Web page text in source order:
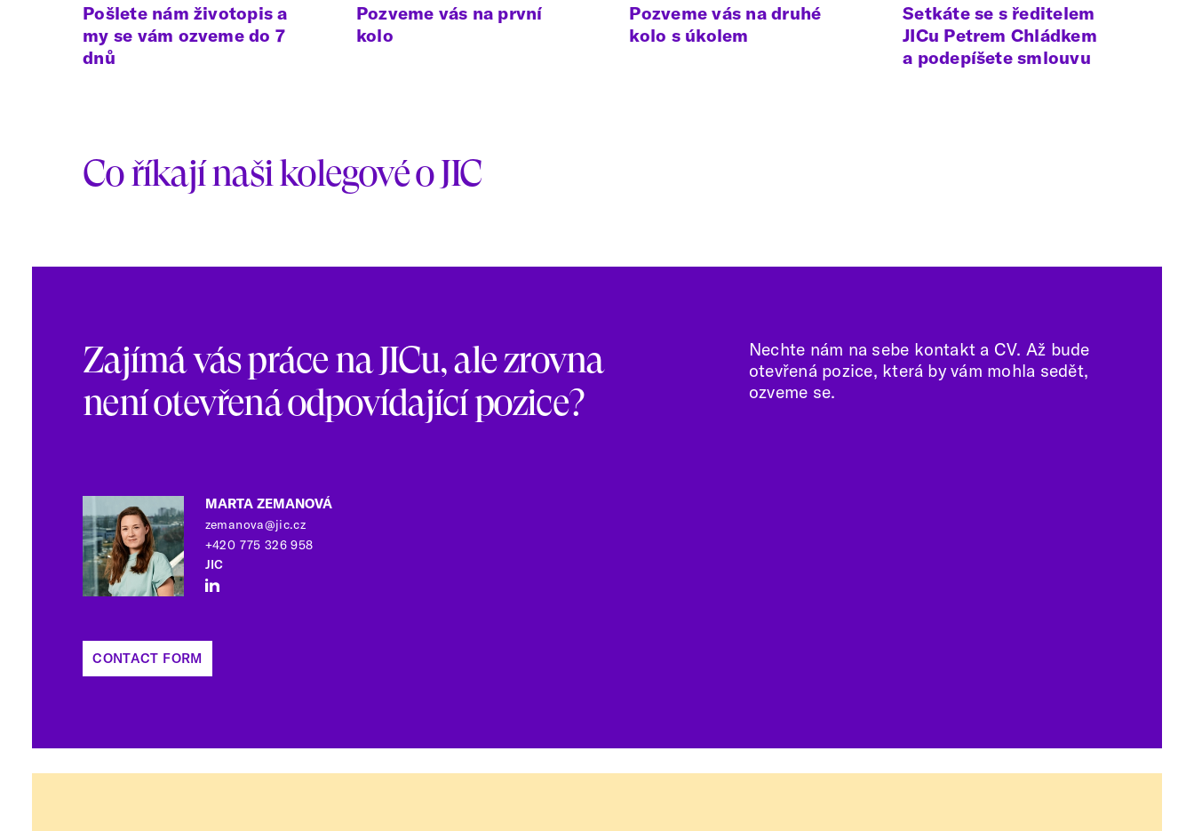
Pošlete nám životopis a
my se vám ozveme do 7
dnů
Pozveme vás na první
kolo
Pozveme vás na druhé
kolo s úkolem
Setkáte se s ředitelem
JICu Petrem Chládkem
a podepíšete smlouvu
Co říkají naši kolegové o JIC
Zajímá vás práce na JICu, ale zrovna
není otevřená odpovídající pozice?
Nechte nám na sebe kontakt a CV. Až bude
otevřená pozice, která by vám mohla sedět,
ozveme se.
MARTA ZEMANOVÁ
zemanova@jic.cz
+420 775 326 958
JIC
CONTACT FORM